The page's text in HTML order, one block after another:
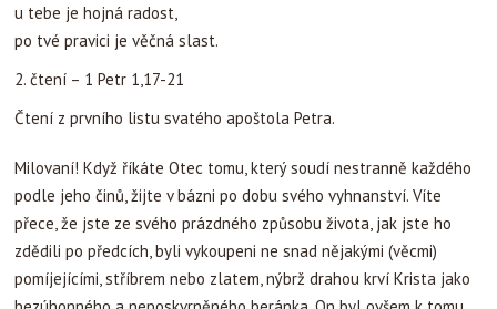
u tebe je hojná radost,
po tvé pravici je věčná slast.
2. čtení – 1 Petr 1,17-21
Čtení z prvního listu svatého apoštola Petra.
Milovaní! Když říkáte Otec tomu, který soudí nestranně každého
podle jeho činů, žijte v bázni po dobu svého vyhnanství. Víte
přece, že jste ze svého prázdného způsobu života, jak jste ho
zdědili po předcích, byli vykoupeni ne snad nějakými (věcmi)
pomíjejícími, stříbrem nebo zlatem, nýbrž drahou krví Krista jako